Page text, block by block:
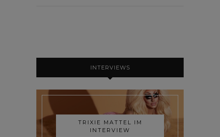
INTERVIEWS
TRIXIE MATTEL IM
INTERVIEW